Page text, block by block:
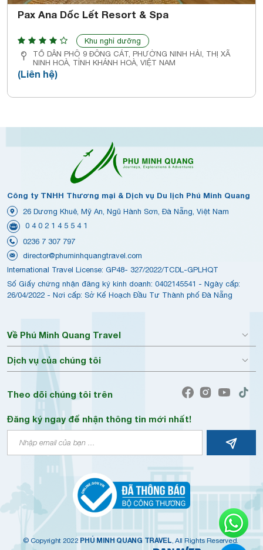
Pax Ana Dốc Lết Resort & Spa
Khu nghỉ dưỡng
TỔ DÂN PHỐ 9 ĐÔNG CÁT, PHƯỜNG NINH HẢI, THỊ XÃ
NINH HOÀ, TỈNH KHÁNH HOÀ, VIỆT NAM
(Liên hệ)
Công ty TNHH Thương mại & Dịch vụ Du lịch Phú Minh Quang
26 Dương Khuê, Mỹ An, Ngũ Hành Sơn, Đà Nẵng, Việt Nam
0 4 0 2 1 4 5 5 4 1
0236 7 307 797
director@phuminhquangtravel.com
International Travel License: GP48- 327/2022/TCDL-GPLHQT
Số Giấy chứng nhận đăng ký kinh doanh: 0402145541 - Ngày cấp:
26/04/2022 - Nơi cấp: Sở Kế Hoạch Đầu Tư Thành phố Đà Nẵng
Về Phú Minh Quang Travel
Dịch vụ của chúng tôi
Theo dõi chúng tôi trên
Đăng ký ngay để nhận thông tin mới nhất!
© Copyright 2022 PHÚ MINH QUANG TRAVEL, All Rights Reserved.